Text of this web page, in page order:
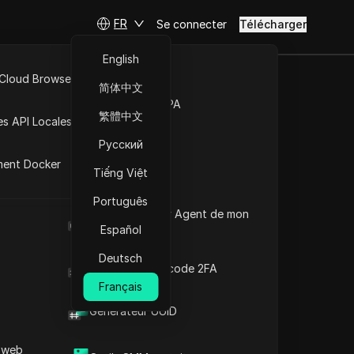
Marché de la RPA
Quel est le User Agent de mon
navigateur
Générateur de code 2FA
Générateur UUID
Browser MCP
API Locales
Docker
FR
English
简体中文
繁體中文
Русский
Tiếng Việt
Português
Español
Deutsch
Français
Se connecter Télécharger
un
et flux
Poser des questions
Ouvrir dans ChatGPT
Poser des questions sur cette page
Ouvrir dans Claude
Poser des questions sur cette page